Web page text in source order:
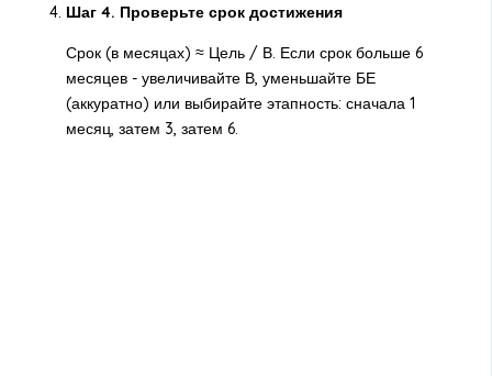
Шаг 4. Проверьте срок достижения
Срок (в месяцах) ≈ Цель / В. Если срок больше 6
месяцев - увеличивайте В, уменьшайте БЕ
(аккуратно) или выбирайте этапность: сначала 1
месяц, затем 3, затем 6.